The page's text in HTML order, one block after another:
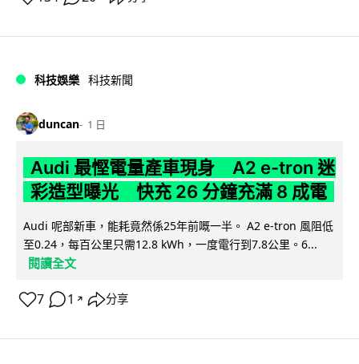
科技娛樂 科技新聞
duncan 1 日
Audi 最慳電量產車現身 A2 e-tron 迷
彩造型曝光 快充 26 分鐘充滿 8 成電
Audi 呢部新車，能耗竟然係25年前嘅一半。 A2 e-tron 風阻低
至0.24，每百公里只需12.8 kWh，一度電行到7.8公里。6...
閱讀全文
7 1 ↗ 分享